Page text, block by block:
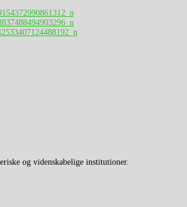
og videnskabelige institutioner.